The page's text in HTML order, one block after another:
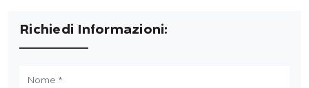
Richiedi Informazioni: